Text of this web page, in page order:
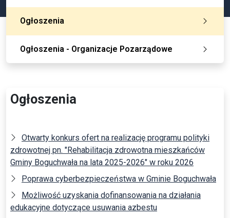
Ogłoszenia
Ogłoszenia - Organizacje Pozarządowe
Ogłoszenia
Otwarty konkurs ofert na realizację programu polityki
zdrowotnej pn. "Rehabilitacja zdrowotna mieszkańców
Gminy Boguchwała na lata 2025-2026" w roku 2026
Poprawa cyberbezpieczeństwa w Gminie Boguchwała
Możliwość uzyskania dofinansowania na działania
edukacyjne dotyczące usuwania azbestu